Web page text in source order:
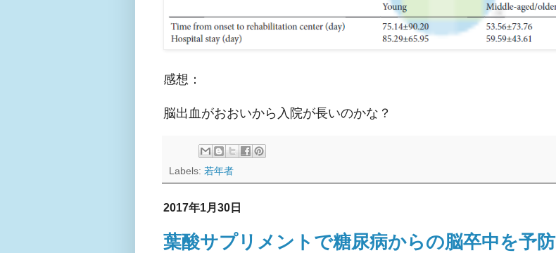
感想：
脳出血がおおいから入院が長いのかな？
Labels: 若年者
2017年1月30日
葉酸サプリメントで糖尿病からの脳卒中を予防